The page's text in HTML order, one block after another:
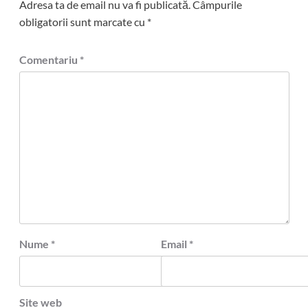
Adresa ta de email nu va fi publicată.Câmpurile
obligatorii sunt marcate cu *
Comentariu *
Nume * Email *
Site web